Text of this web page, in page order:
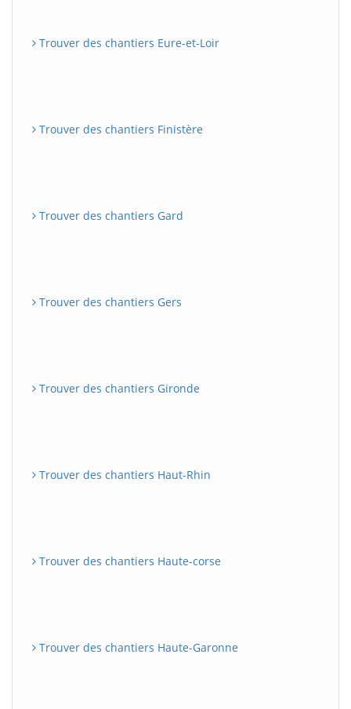
Trouver des chantiers Eure-et-Loir
Trouver des chantiers Finistère
Trouver des chantiers Gard
Trouver des chantiers Gers
Trouver des chantiers Gironde
Trouver des chantiers Haut-Rhin
Trouver des chantiers Haute-corse
Trouver des chantiers Haute-Garonne